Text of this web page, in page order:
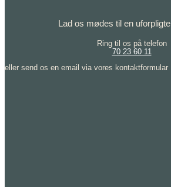
Lad os mødes til en
Ring til os på telefon
70 23 60 11
eller send os en email via vores kontaktformular